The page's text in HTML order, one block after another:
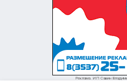
Реклама. ИП Савин